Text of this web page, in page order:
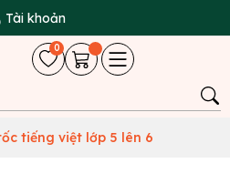
Tài khoản
0
tiếng việt lớp 5 lên 6